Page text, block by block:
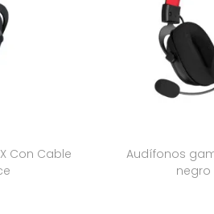
Con Cable
Audífonos
negro